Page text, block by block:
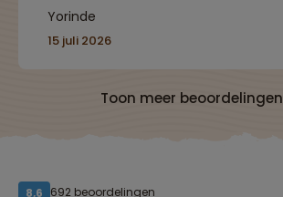
Yorinde
15 juli 2026
Toon meer beoordelingen
8,6 692 beoordelingen